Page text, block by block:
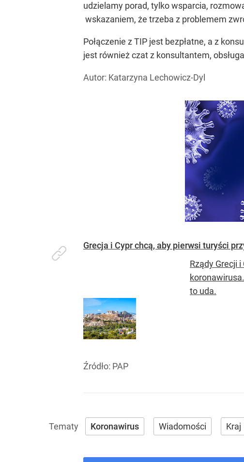
udzielamy porad, tylko wsparcia,
wskazaniem, że trzeba z problemem
Połączenie z TIP jest bezpłatne, a z
jest również czat z konsultantem,
Autor: Katarzyna Lechowicz-Dyl
Grecja i Cypr chcą, aby pierwsi turyści
Rządy Grecji
to uda.
Źródło: PAP
Koronawirus Wiadomości Kraj